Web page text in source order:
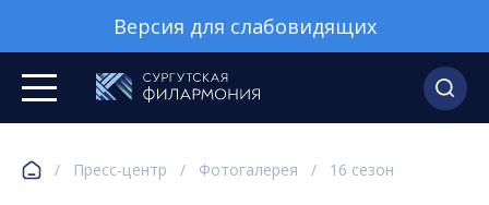
Версия для слабовидящих
/ Пресс-центр / Фотогалерея / 16 сезон